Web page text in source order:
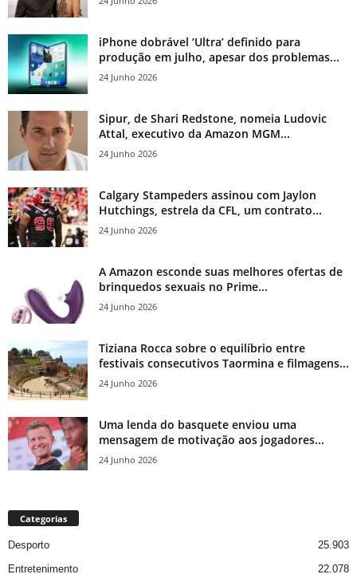
iPhone dobrável ‘Ultra’ definido para
produção em julho, apesar dos problemas...
24 Junho 2026
Sipur, de Shari Redstone, nomeia Ludovic
Attal, executivo da Amazon MGM...
24 Junho 2026
Calgary Stampeders assinou com Jaylon
Hutchings, estrela da CFL, um contrato...
24 Junho 2026
A Amazon esconde suas melhores ofertas de
brinquedos sexuais no Prime...
24 Junho 2026
Tiziana Rocca sobre o equilíbrio entre
festivais consecutivos Taormina e filmagens...
24 Junho 2026
Uma lenda do basquete enviou uma
mensagem de motivação aos jogadores...
24 Junho 2026
Categorias
Desporto
25.903
Entretenimento
22.078